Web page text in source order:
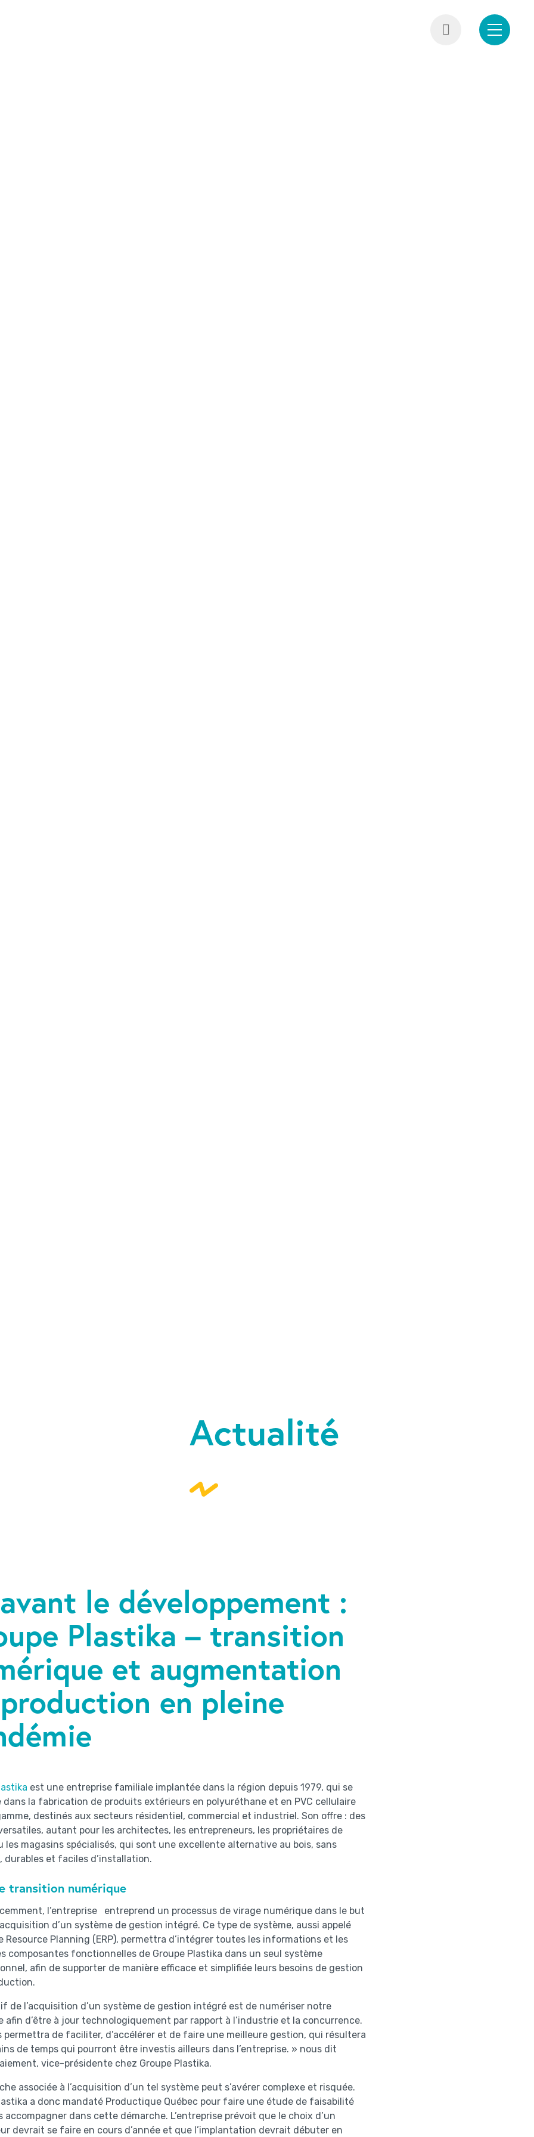
Actualité
le développement :
Plastika – transition
et augmentation
en pleine
est une entreprise familiale implantée dans la région depuis 1979, qui se
dans la fabrication de produits extérieurs en polyuréthane et en PVC cellulaire
destinés aux secteurs résidentiel, commercial et industriel. Son offre : des
autant pour les architectes, les entrepreneurs, les propriétaires de
les magasins spécialisés, qui sont une excellente alternative au bois, sans
durables et faciles d’installation.
transition numérique
l’entreprise entreprend un processus de virage numérique dans le but
d’un système de gestion intégré. Ce type de système, aussi appelé
Resource Planning (ERP), permettra d’intégrer toutes les informations et les
composantes fonctionnelles de Groupe Plastika dans un seul système
afin de supporter de manière efficace et simplifiée leurs besoins de gestion
de l’acquisition d’un système de gestion intégré est de numériser notre
afin d’être à jour technologiquement par rapport à l’industrie et la concurrence.
permettra de faciliter, d’accélérer et de faire une meilleure gestion, qui résultera
de temps qui pourront être investis ailleurs dans l’entreprise. » nous dit
vice-présidente chez Groupe Plastika.
associée à l’acquisition d’un tel système peut s’avérer complexe et risquée.
a donc mandaté Productique Québec pour faire une étude de faisabilité
accompagner dans cette démarche. L’entreprise prévoit que le choix d’un
devrait se faire en cours d’année et que l’implantation devrait débuter en